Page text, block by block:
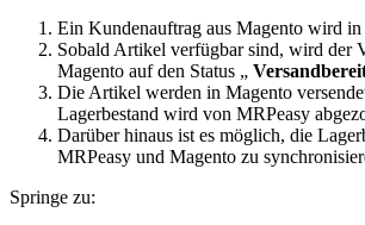
Ein Kundenauftrag aus Magento wird in
Sobald Artikel verfügbar sind, wird der
Magento auf den Status „
Die Artikel werden in Magento
Lagerbestand wird von MRPeasy
Darüber hinaus ist es möglich, die
MRPeasy und Magento zu
Springe zu: